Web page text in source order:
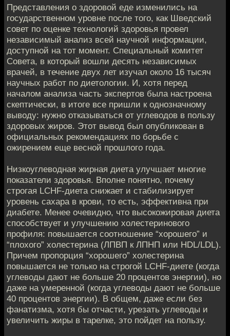
Представления о здоровой еде изменились на
государственном уровне после того, как Шведский
совет по оценке технологий здоровья провел
независимый анализ всей научной информации,
доступной на тот момент. Специальный комитет
Совета, в который вошли десять независимых
врачей, в течение двух лет изучал около 16 тысяч
научных работ по диетологии. И, хотя перед
началом анализа часть экспертов была настроена
скептически, в итоге все пришли к однозначному
выводу: нужно отказываться от углеводов в пользу
здоровых жиров. Этот вывод был опубликован в
официальных рекомендациях по борьбе с
ожирением еще весной прошлого года.
Низкоуглеводная жирная диета улучшает многие
показатели здоровья. Вполне понятно, почему
строгая LCHF-диета снижает и стабилизирует
уровень сахара в крови, то есть, эффективна при
диабете. Менее очевидно, что высокожировая диета
способствует и улучшению холестеринового
профиля: повышается соотношение “хорошего” и
“плохого” холестерина (ЛПВП к ЛПНП или HDL/LDL).
Причем пропорция “хорошего” холестерина
повышается не только на строгой LCHF-диете (когда
углеводы дают не больше 20 процентов энергии), но
даже на умеренной (когда углеводы дают не больше
40 процентов энергии). В общем, даже если без
фанатизма, хотя бы отчасти, урезать углеводы и
увеличить жиры в тарелке, это пойдет на пользу.